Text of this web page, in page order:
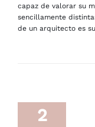
capaz de valorar su
sencillamente
de un arquitecto es
2